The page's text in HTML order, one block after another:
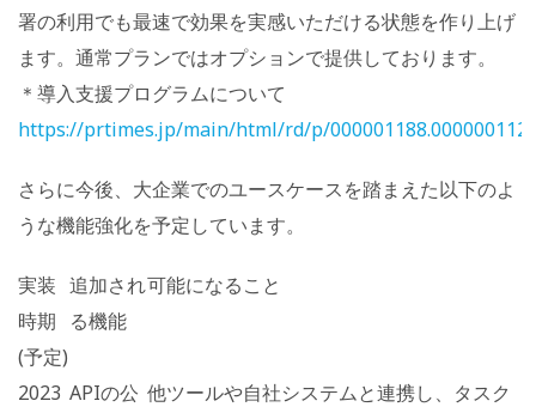
署の利用でも最速で効果を実感いただける状態を作り上げ
ます。通常プランではオプションで提供しております。
＊導入支援プログラムについて
https://prtimes.jp/main/html/rd/p/
さらに今後、大企業でのユースケースを踏まえた以下のよ
うな機能強化を予定しています。
実装
時期
(予定)
追加され
る機能
可能になること
2023 APIの公 他ツールや自社システムと連携し、タスク